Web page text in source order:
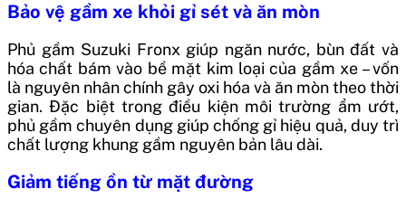
Bảo vệ gầm xe khỏi gỉ sét và ăn mòn
Phủ gầm Suzuki Fronx giúp ngăn nước, bùn đất và
hóa chất bám vào bề mặt kim loại của gầm xe – vốn
là nguyên nhân chính gây oxi hóa và ăn mòn theo thời
gian. Đặc biệt trong điều kiện môi trường ẩm ướt,
phủ gầm chuyên dụng giúp chống gỉ hiệu quả, duy trì
chất lượng khung gầm nguyên bản lâu dài.
Giảm tiếng ồn từ mặt đường